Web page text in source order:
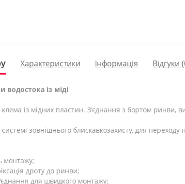
Характеристики Інформація Відгуки
водостока із міді
клема із мідних пластин. З'єднання з бортом ринви,
зовнішнього блискавкозахисту, для
монтажу;
дроту до ринви;
для швидкого монтажу;